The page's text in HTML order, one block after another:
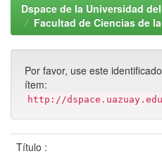
Dspace de la Universidad
Facultad de Ciencias de
Por favor, use este
ítem:
http://
Título :